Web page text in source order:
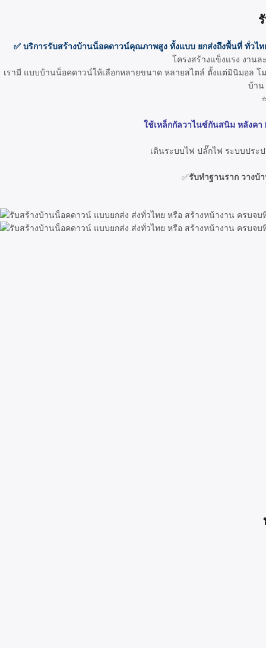
✅ บริการรับสร้างบ้านน็อคดาวน์คุณภาพสูง ทั้งแบบ ยกส่งถึงพื้นที่ ทั่วไท
โครงสร้างแข็งแรง งาน
เรามี แบบบ้านน็อคดาวน์ให้เลือกหลายขนาด หลายสไตล์ ตั้งแต่มินิมอล โ
บ้าน
ใช้เหล็กกัลวาไนซ์กันสนิม หลังคา
เดินระบบไฟ ปลั๊กไฟ ระบบประ
✅รับทำฐานราก วางบ้